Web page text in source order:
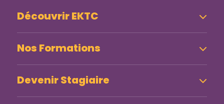
Découvrir EKTC
Nos Formations
Devenir Stagiaire